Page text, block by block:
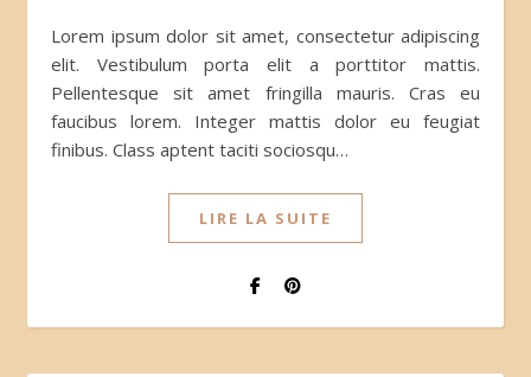
Lorem ipsum dolor sit amet, consectetur adipiscing
elit. Vestibulum porta elit a porttitor mattis.
Pellentesque sit amet fringilla mauris. Cras eu
faucibus lorem. Integer mattis dolor eu feugiat
finibus. Class aptent taciti sociosqu…
LIRE LA SUITE